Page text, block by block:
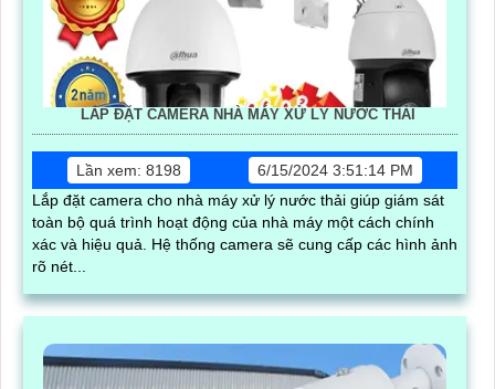
LẮP ĐẶT CAMERA NHÀ MÁY XỬ LÝ NƯỚC THẢI
Lần xem: 8198
6/15/2024 3:51:14 PM
Lắp đặt camera cho nhà máy xử lý nước thải giúp giám sát
toàn bộ quá trình hoạt động của nhà máy một cách chính
xác và hiệu quả. Hệ thống camera sẽ cung cấp các hình ảnh
rõ nét...